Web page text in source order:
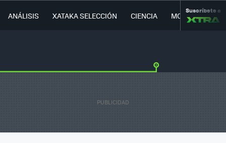
ANÁLISIS XATAKA SELECCIÓN CIENCIA MOVILIDAD
Suscríbete a